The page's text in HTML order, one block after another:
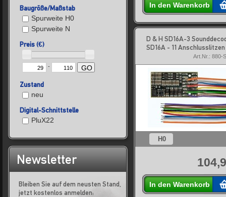
Baugröße/Maßstab
Spurweite H0
Spurweite N
Preis (€)
- GO
Zustand
neu
Digital-Schnittstelle
PluX22
Newsletter
Bleiben Sie auf dem neusten Stand,
jetzt kostenlos anmelden:
In den Warenkorb
D & H SD16A-3
SD16A - 11 Anschlusslitzen
Art.Nr.: 880-
H0
In den Warenkorb